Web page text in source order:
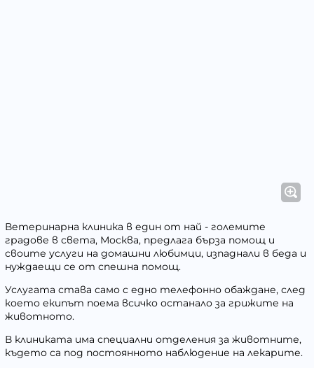
Ветеринарна клиника в един от най - големите
градове в света, Москва, предлага бърза помощ и
своите услуги на домашни любимци, изпаднали в беда и
нуждаещи се от спешна помощ.
Услугата става само с едно телефонно обаждане, след
което екипът поема всичко останало за грижите на
животното.
В клиниката има специални отделения за животните,
където са под постоянното наблюдение на лекарите.